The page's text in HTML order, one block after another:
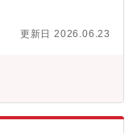
いただきながら、業
ていただき、より安
。【職務内容】※ス
■会計監査、税務対
トライン：取締役
更新日 2026.06.23